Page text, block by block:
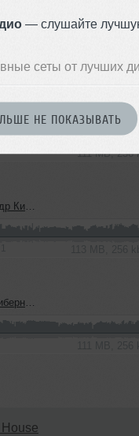
— слушайте
сеты от лучших
НЕ ПОКАЗЫВАТЬ
(15.07.2026)
111 MB, 256
(08.07.2026)